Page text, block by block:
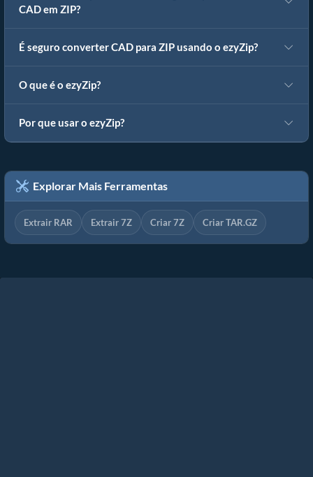
CAD em ZIP?
É seguro converter CAD para ZIP usando o ezyZip?
O que é o ezyZip?
Por que usar o ezyZip?
Explorar Mais Ferramentas
Extrair RAR Extrair 7Z Criar 7Z Criar TAR.GZ